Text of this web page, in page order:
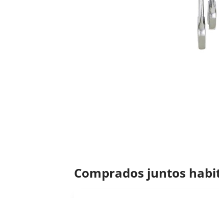
Comprados juntos